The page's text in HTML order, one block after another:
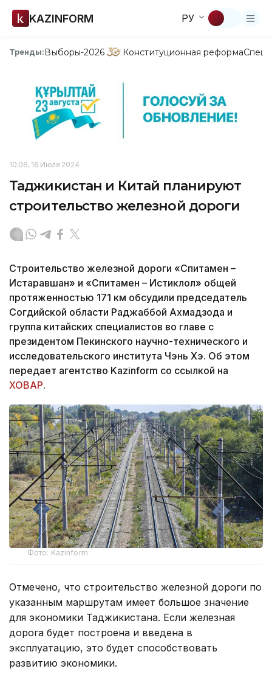
KAZINFORM РУ
Тренды:Выборы-2026 Конституционная реформа
10:06, 16 Июля 2024
Таджикистан и Китай планируют
строительство железной дороги
Строительство железной дороги «Спитамен –
Истаравшан» и «Спитамен – Истиклол» общей
протяженностью 171 км обсудили председатель
Согдийской области Раджаббой Ахмадзода и
группа китайских специалистов во главе с
президентом Пекинского научно-технического и
исследовательского института Чэнь Хэ. Об этом
передает агентство Kazinform со ссылкой на
ХОВАР.
Фото: Kazinform
Отмечено, что строительство железной дороги по
указанным маршрутам имеет большое значение
для экономики Таджикистана. Если железная
дорога будет построена и введена в
эксплуатацию, это будет способствовать
развитию экономики.